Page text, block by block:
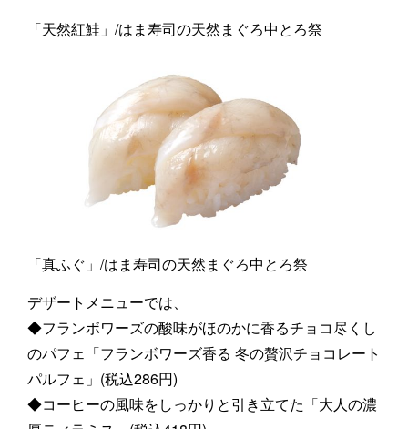
「天然紅鮭」/はま寿司の天然まぐろ中とろ祭
「真ふぐ」/はま寿司の天然まぐろ中とろ祭
デザートメニューでは、
◆フランボワーズの酸味がほのかに香るチョコ尽くし
のパフェ「フランボワーズ香る 冬の贅沢チョコレート
パルフェ」(税込286円)
◆コーヒーの風味をしっかりと引き立てた「大人の濃